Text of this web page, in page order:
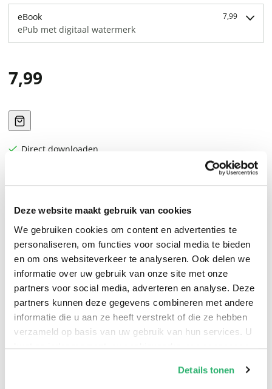
Deze website maakt gebruik van cookies
We gebruiken cookies om content en advertenties te
personaliseren, om functies voor social media te bieden
en om ons websiteverkeer te analyseren. Ook delen we
informatie over uw gebruik van onze site met onze
partners voor social media, adverteren en analyse. Deze
partners kunnen deze gegevens combineren met andere
informatie die u aan ze heeft verstrekt of die ze hebben
verzameld op basis van uw gebruik van hun services. U
kunt op ieder moment uw cookievoorkeuren aanpassen
Details tonen
eBook 7,99
ePub met digitaal watermerk
7,99
Direct downloaden
Loyaliteit en moed in tijden van oorlog: Hemingway's
meest ontroerende roman onthult de menselijke kant
van strijd en opoffering.
Voor wie de klok luidt is een van de grootste romans
die voortkwam uit de Spaanse Burgeroorlog, en hoe
dan ook een van de beste oorlogsromans aller tijden.
Ernest Hemingway vertelt het verhaal van de jonge
Amerikaan Robert Jordan, die als partizaan aan de kant
brug op te blazen. Hoog in de bergen wordt hij verliefd